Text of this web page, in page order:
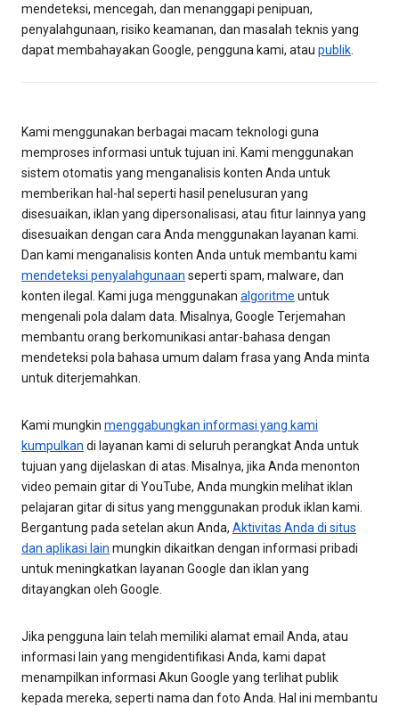
mendeteksi, mencegah, dan menanggapi penipuan,
penyalahgunaan, risiko keamanan, dan masalah teknis yang
dapat membahayakan Google, pengguna kami, atau publik
Kami menggunakan berbagai macam teknologi guna
memproses informasi untuk tujuan ini. Kami menggunakan
sistem otomatis yang menganalisis konten Anda untuk
memberikan hal-hal seperti hasil penelusuran yang
disesuaikan, iklan yang dipersonalisasi, atau fitur lainnya yang
disesuaikan dengan cara Anda menggunakan layanan kami.
Dan kami menganalisis konten Anda untuk membantu kami
mendeteksi penyalahgunaan seperti spam, malware, dan
konten ilegal. Kami juga menggunakan algoritme untuk
mengenali pola dalam data. Misalnya, Google Terjemahan
membantu orang berkomunikasi antar-bahasa dengan
mendeteksi pola bahasa umum dalam frasa yang Anda minta
untuk diterjemahkan.
Kami mungkin menggabungkan informasi yang kami
kumpulkan di layanan kami di seluruh perangkat Anda untuk
tujuan yang dijelaskan di atas. Misalnya, jika Anda menonton
video pemain gitar di YouTube, Anda mungkin melihat iklan
pelajaran gitar di situs yang menggunakan produk iklan kami.
Bergantung pada setelan akun Anda, Aktivitas Anda di situs
dan aplikasi lain mungkin dikaitkan dengan informasi pribadi
untuk meningkatkan layanan Google dan iklan yang
ditayangkan oleh Google.
Jika pengguna lain telah memiliki alamat email Anda, atau
informasi lain yang mengidentifikasi Anda, kami dapat
menampilkan informasi Akun Google yang terlihat publik
kepada mereka, seperti nama dan foto Anda. Hal ini membantu